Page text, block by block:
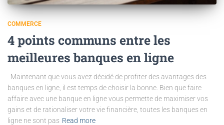
COMMERCE
4 points communs entre les
meilleures banques en ligne
Maintenant que vous avez décidé de profiter des avantages des
banques en ligne, il est temps de choisir la bonne. Bien que faire
affaire avec une banque en ligne vous permette de maximiser vos
gains et de rationaliser votre vie financière, toutes les banques en
ligne ne sont pas Read more